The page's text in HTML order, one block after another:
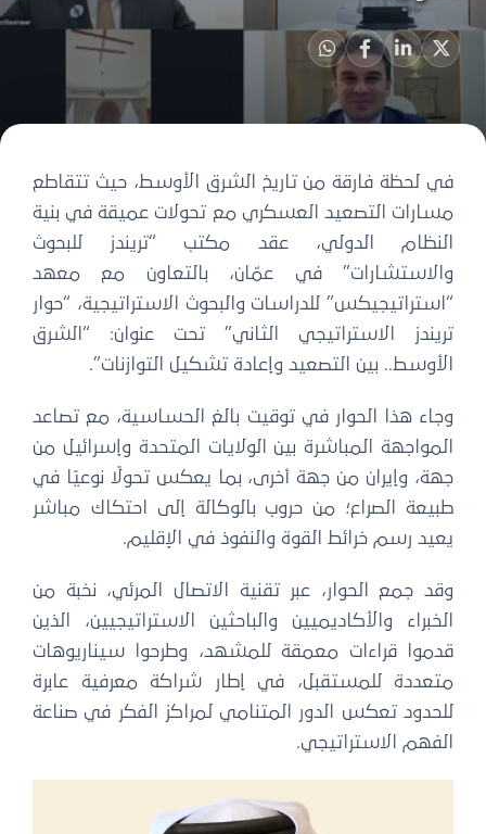
في لحظة فارقة من تاريخ الشرق الأوسط، حيث تتقاطع
مسارات التصعيد العسكري مع تحولات عميقة في بنية
النظام الدولي، عقد مكتب “تريندز للبحوث
والاستشارات” في عمّان، بالتعاون مع معهد
“استراتيجيكس” للدراسات والبحوث الاستراتيجية، “حوار
تريندز الاستراتيجي الثاني” تحت عنوان: “الشرق
الأوسط.. بين التصعيد وإعادة تشكيل التوازنات”.
وجاء هذا الحوار في توقيت بالغ الحساسية، مع تصاعد
المواجهة المباشرة بين الولايات المتحدة وإسرائيل من
جهة، وإيران من جهة أخرى، بما يعكس تحولًا نوعيًا في
طبيعة الصراع؛ من حروب بالوكالة إلى احتكاك مباشر
يعيد رسم خرائط القوة والنفوذ في الإقليم.
وقد جمع الحوار، عبر تقنية الاتصال المرئي، نخبة من
الخبراء والأكاديميين والباحثين الاستراتيجيين، الذين
قدموا قراءات معمقة للمشهد، وطرحوا سيناريوهات
متعددة للمستقبل، في إطار شراكة معرفية عابرة
للحدود تعكس الدور المتنامي لمراكز الفكر في صناعة
الفهم الاستراتيجي.